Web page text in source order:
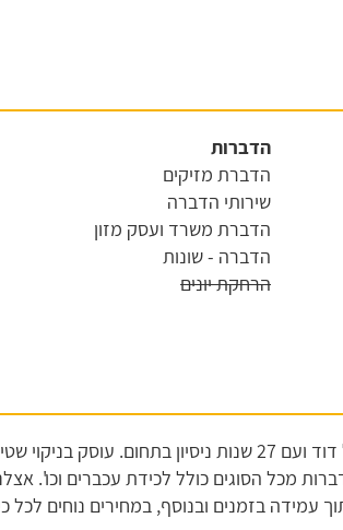
הדברות
הדברת מזיקים
שירותי הדברה
הדברת משרד ועסק מזון
הדברה - שונות
הרחקת יונים
"ניקיון פרפקטי" בבעלותו של דוד ועם 27 שנות ניסיון
מכל הסוגים כולל לכידת עכברים וכו'.
עמידה בזמנים ובנוסף, במחירים נוחים לכל